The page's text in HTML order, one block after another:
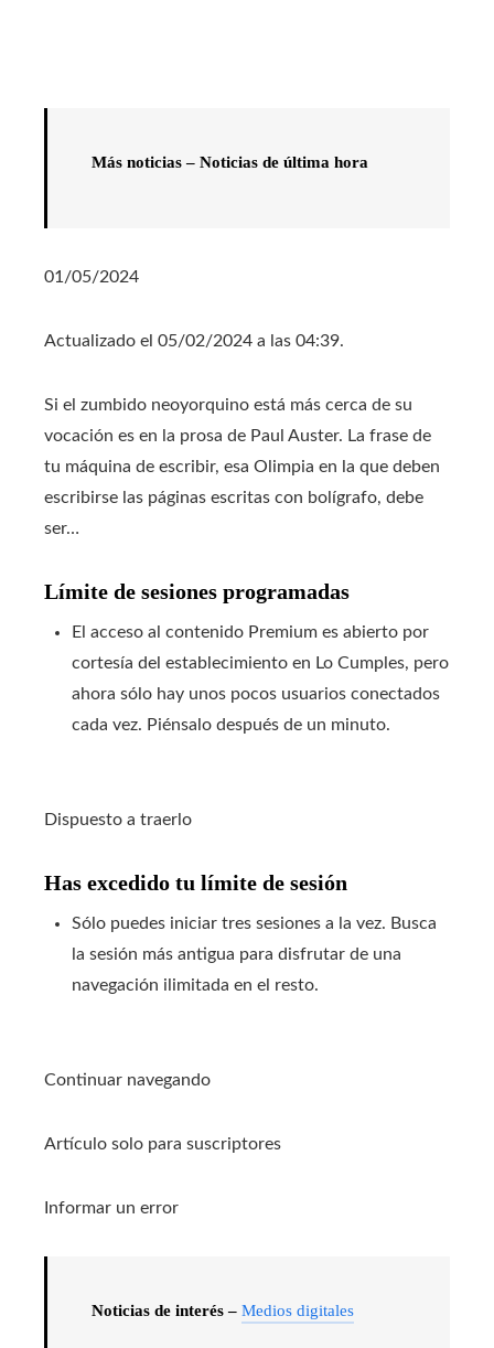
Más noticias – Noticias de última hora
01/05/2024
Actualizado el 05/02/2024 a las 04:39.
Si el zumbido neoyorquino está más cerca de su
vocación es en la prosa de Paul Auster. La frase de
tu máquina de escribir, esa Olimpia en la que deben
escribirse las páginas escritas con bolígrafo, debe
ser…
Límite de sesiones programadas
El acceso al contenido Premium es abierto por
cortesía del establecimiento en Lo Cumples, pero
ahora sólo hay unos pocos usuarios conectados
cada vez. Piénsalo después de un minuto.
Dispuesto a traerlo
Has excedido tu límite de sesión
Sólo puedes iniciar tres sesiones a la vez. Busca
la sesión más antigua para disfrutar de una
navegación ilimitada en el resto.
Continuar navegando
Artículo solo para suscriptores
Informar un error
Noticias de interés – Medios digitales